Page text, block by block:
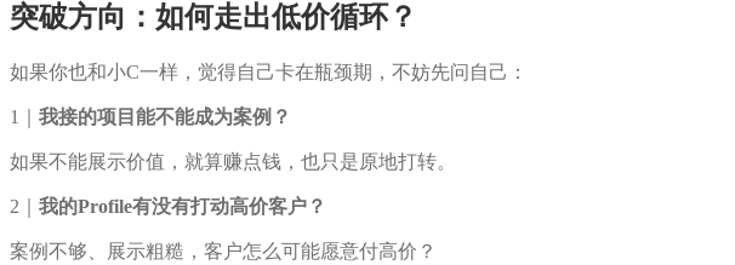
突破方向：如何走出低价循环？
如果你也和小C一样，觉得自己卡在瓶颈期，不妨先问自己：
1｜ 我接的项目能不能成为案例？
如果不能展示价值，就算赚点钱，也只是原地打转。
2｜ 我的Profile有没有打动高价客户？
案例不够、展示粗糙，客户怎么可能愿意付高价？